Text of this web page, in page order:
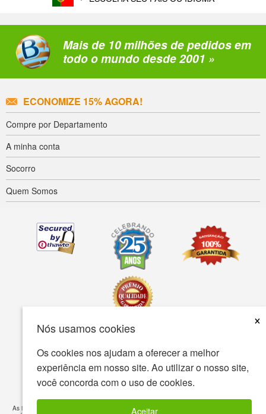
Nós usamos cookies
×
Os cookies nos ajudam a oferecer a melhor
experiência em nosso site. Ao utilizar o nosso site,
você concorda com o uso de cookies.
Aceitar
Mais de 10 milhões de pedidos em
todo o mundo desde 2001 »
ECONOMIZE 15% AGORA!
Compre por Departamento
A minha conta
Socorro
Quem Somos
Acessibilidade Termos de uso política de Privacidade
A política de segurança
As informações fornecidas neste site destina-se ao seu conhecimento geral e não é um